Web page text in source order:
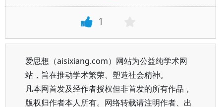
1
爱思想（aisixiang.com）网站为公益纯学术网
站，旨在推动学术繁荣、塑造社会精神。
凡本网首发及经作者授权但非首发的所有作品，
版权归作者本人所有。网络转载请注明作者、出